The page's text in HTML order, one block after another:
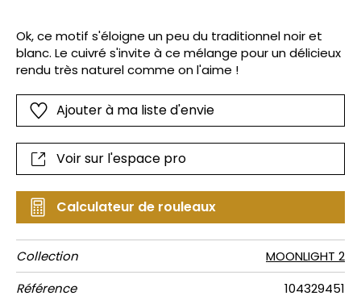
Ok, ce motif s'éloigne un peu du traditionnel noir et
blanc. Le cuivré s'invite à ce mélange pour un délicieux
rendu très naturel comme on l'aime !
Ajouter à ma liste d'envie
Voir sur l'espace pro
Calculateur de rouleaux
Collection
MOONLIGHT 2
Référence
104329451